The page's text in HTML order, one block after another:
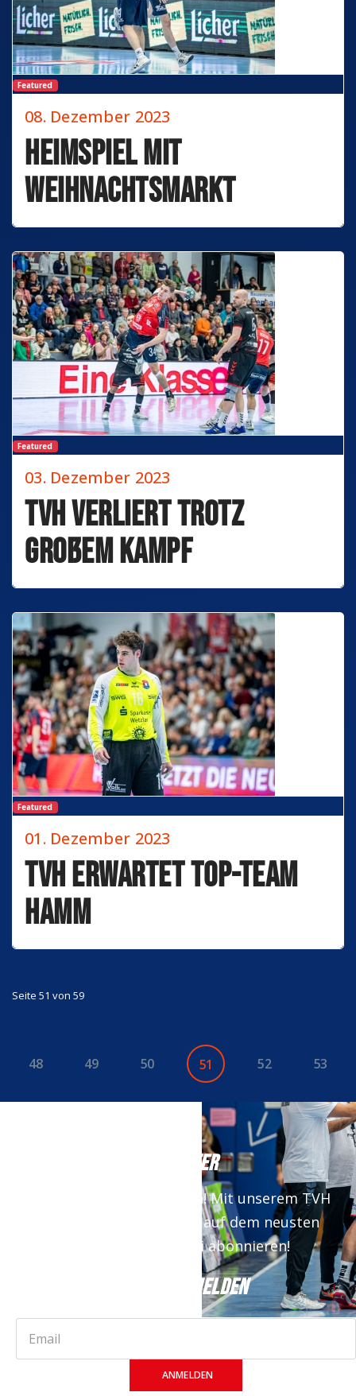
Featured
Heimspiel mit
Weihnachtsmarkt
08. Dezember 2023
Featured
TVH verliert trotz
großem Kampf
03. Dezember 2023
Featured
TVH erwartet Top-Team
Hamm
01. Dezember 2023
Seite 51 von 59
48 49 50 51 52 53
NEWSLETTER
Keine News mehr verpassen! Mit unserem TVH
Newsletter bist du immer auf dem neusten
Stand. Jetzt kostenfrei abonnieren!
JETZT ANMELDEN
ANMELDEN